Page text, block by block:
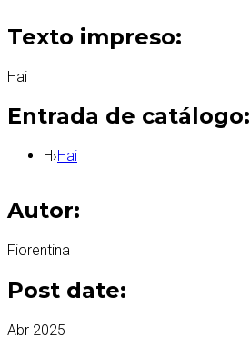
Texto impreso:
Hai
Entrada de catálogo:
H›Hai
Autor:
Fiorentina
Post date:
Abr 2025